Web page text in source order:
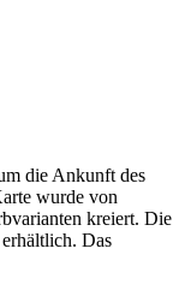
die Ankunft des
wurde von
kreiert. Die
Das